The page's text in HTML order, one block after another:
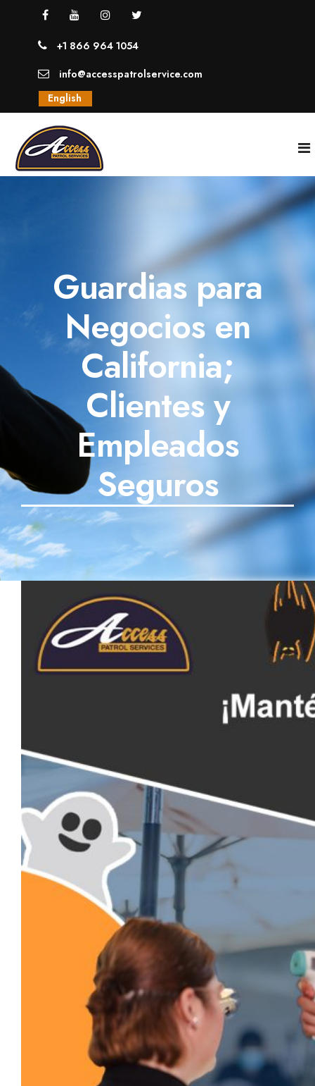
+1 866 964 1054
info@accesspatrolservice.com
English
TRABAJOS
TESTIMONIOS
PREGUNTAS FRECUENTES
CONTÁCTANOS
Guardias para
Negocios en
California;
Clientes y
Empleados
Seguros